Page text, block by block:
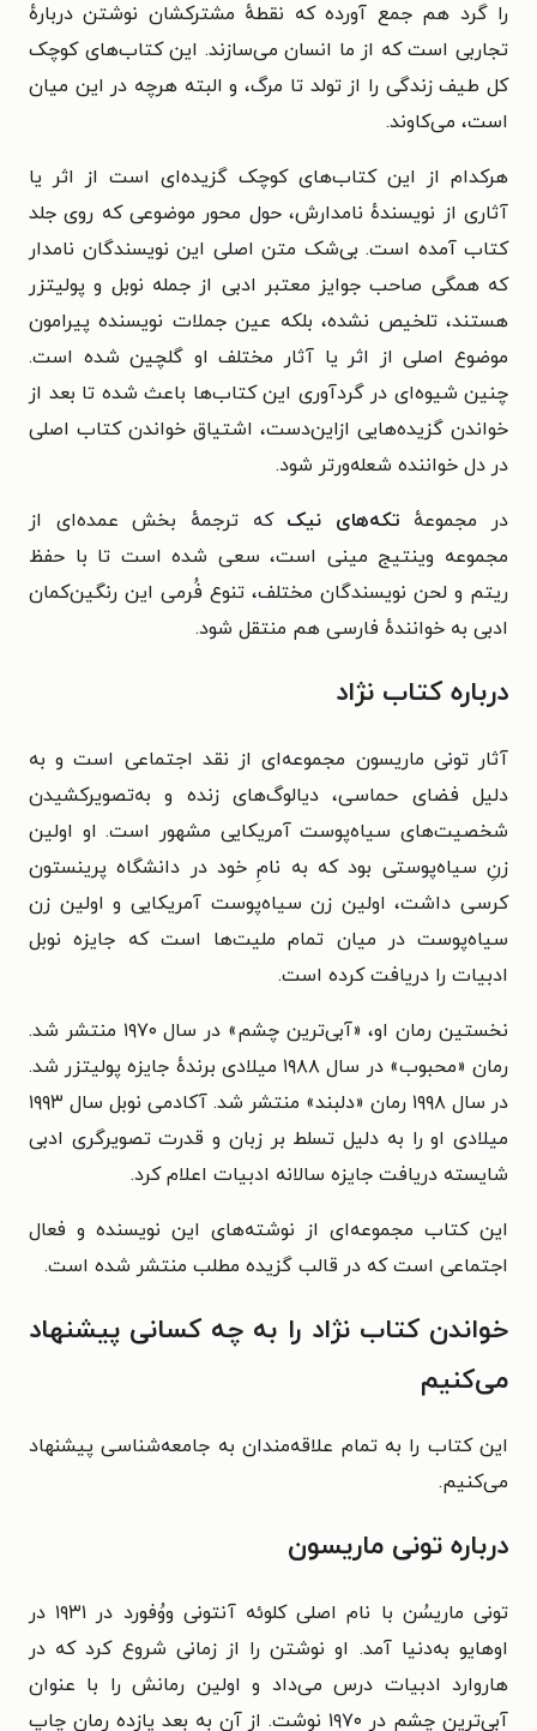
را گرد هم جمع آورده که نقطهٔ مشترکشان نوشتن دربارهٔ
تجاربی است که از ما انسان می‌سازند. این کتاب‌های کوچک
کل طیف زندگی را از تولد تا مرگ، و البته هرچه در این میان
است، می‌کاوند.
هرکدام از این کتاب‌های کوچک گزیده‌ای است از اثر یا
آثاری از نویسندهٔ نامدارش، حول محور موضوعی که روی جلد
کتاب آمده است. بی‌شک متن اصلی این نویسندگان نامدار
که همگی صاحب جوایز معتبر ادبی از جمله نوبل و پولیتزر
هستند، تلخیص نشده، بلکه عین جملات نویسنده پیرامون
موضوع اصلی از اثر یا آثار مختلف او گلچین شده است.
چنین شیوه‌ای در گردآوری این کتاب‌ها باعث شده تا بعد از
خواندن گزیده‌هایی ازاین‌دست، اشتیاق خواندن کتاب اصلی
در دل خواننده شعله‌ورتر شود.
در مجموعهٔ تکه‌های نیککه ترجمهٔ بخش عمده‌ای از
مجموعه وینتیج مینی است، سعی شده است تا با حفظ
ریتم و لحن نویسندگان مختلف، تنوع فُرمی این رنگین‌کمان
ادبی به خوانندهٔ فارسی هم منتقل شود.
درباره کتاب نژاد
آثار تونی ماریسون مجموعه‌ای از نقد اجتماعی است و به
دلیل فضای حماسی، دیالوگ‌های زنده و به‌تصویرکشیدن
شخصیت‌های سیاه‌پوست آمریکایی مشهور است. او اولین
زنِ سیاه‌پوستی بود که به نامِ خود در دانشگاه پرینستون
کرسی داشت، اولین زن سیاه‌پوست آمریکایی و اولین زن
سیاه‌پوست در میان تمام ملیت‌ها است که جایزه نوبل
ادبیات را دریافت کرده است.
نخستین رمان او، «آبی‌ترین چشم» در سال ۱۹۷۰ منتشر شد.
رمان «محبوب» در سال ۱۹۸۸ میلادی برندهٔ جایزه پولیتزر شد.
در سال ۱۹۹۸ رمان «دلبند» منتشر شد. آکادمی نوبل سال ۱۹۹۳
میلادی او را به دلیل تسلط بر زبان و قدرت تصویرگری ادبی
شایسته دریافت جایزه سالانه ادبیات اعلام کرد.
این کتاب مجموعه‌ای از نوشته‌های این نویسنده و فعال
اجتماعی‌ است که در قالب گزیده مطلب منتشر شده است.
خواندن کتاب نژاد را به چه کسانی پیشنهاد
می‌کنیم
این کتاب را به تمام علاقه‌مندان به جامعه‌شناسی پیشنهاد
می‌کنیم.
درباره تونی ماریسون
تونی ماریسُن با نام اصلی کلوئه آنتونی ووُفورد در ۱۹۳۱ در
اوهایو به‌دنیا آمد. او نوشتن را از زمانی شروع کرد که در
هاروارد ادبیات درس می‌داد و اولین رمانش را با عنوان
آبی‌ترین چشم در ۱۹۷۰ نوشت. از آن به بعد یازده رمان چاپ